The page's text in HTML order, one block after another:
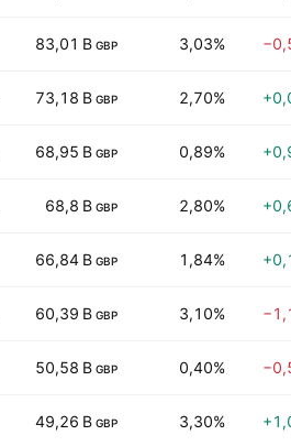
83,01 B GBP 3,03%
73,18 B GBP 2,70%
68,95 B GBP 0,89%
68,8 B GBP 2,80%
66,84 B GBP 1,84%
60,39 B GBP 3,10%
50,58 B GBP 0,40%
49,26 B GBP 3,30%